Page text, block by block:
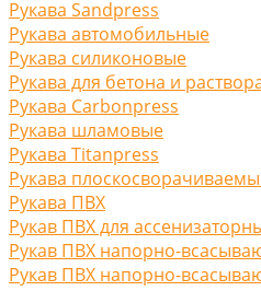
Рукава Sandpress
Рукава автомобильные
Рукава силиконовые
Рукава для бетона и
Рукава Carbonpress
Рукава шламовые
Рукава Titanpress
Рукава
Рукава ПВХ
Рукав ПВХ для
Рукав ПВХ напорно-
Рукав ПВХ напорно-